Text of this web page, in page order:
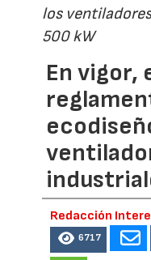
los
500 kW
En vigor,
Redacción
6717